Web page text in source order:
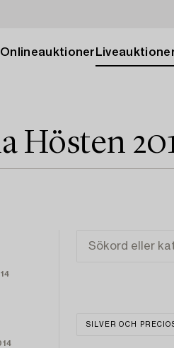
Onlineauktioner
Hösten
SILVER OCH